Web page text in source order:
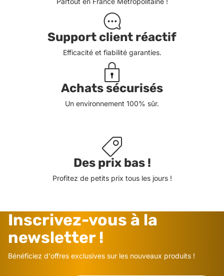
Support client réactif
Efficacité et fiabilité garanties.
Achats sécurisés
Un environnement 100% sûr.
Des prix bas !
Profitez de petits prix tous les jours !
Inscrivez-vous à la
newsletter !
Bénéficiez d'offres exclusives sur les nouveaux produits !